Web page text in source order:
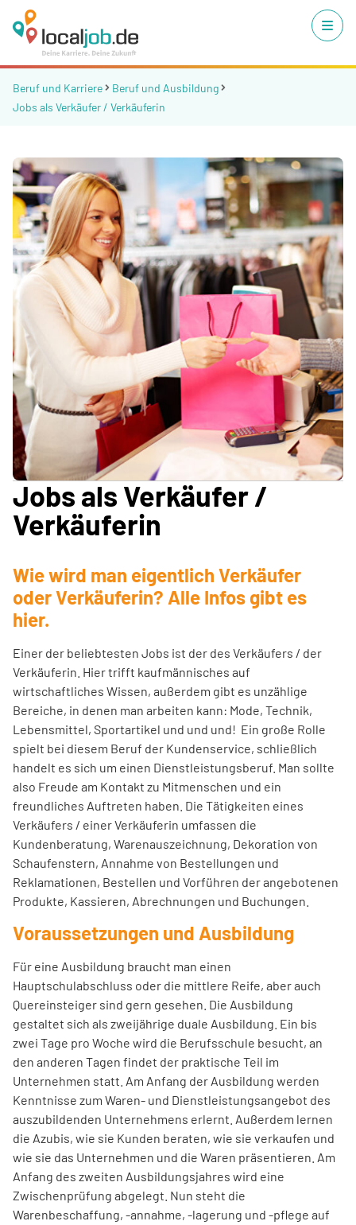
Beruf und Karriere
Beruf und Ausbildung
Jobs als Verkäufer / Verkäuferin
Jobs als Verkäufer /
Verkäuferin
Wie wird man eigentlich Verkäufer
oder Verkäuferin? Alle Infos gibt es
hier.
Einer der beliebtesten Jobs ist der des Verkäufers / der
Verkäuferin. Hier trifft kaufmännisches auf
wirtschaftliches Wissen, außerdem gibt es unzählige
Bereiche, in denen man arbeiten kann: Mode, Technik,
Lebensmittel, Sportartikel und und und! Ein große Rolle
spielt bei diesem Beruf der Kundenservice, schließlich
handelt es sich um einen Dienstleistungsberuf. Man sollte
also Freude am Kontakt zu Mitmenschen und ein
freundliches Auftreten haben. Die Tätigkeiten eines
Verkäufers / einer Verkäuferin umfassen die
Kundenberatung, Warenauszeichnung, Dekoration von
Schaufenstern, Annahme von Bestellungen und
Reklamationen, Bestellen und Vorführen der angebotenen
Produkte, Kassieren, Abrechnungen und Buchungen.
Voraussetzungen und Ausbildung
Für eine Ausbildung braucht man einen
Hauptschulabschluss oder die mittlere Reife, aber auch
Quereinsteiger sind gern gesehen. Die Ausbildung
gestaltet sich als zweijährige duale Ausbildung. Ein bis
zwei Tage pro Woche wird die Berufsschule besucht, an
den anderen Tagen findet der praktische Teil im
Unternehmen statt. Am Anfang der Ausbildung werden
Kenntnisse zum Waren- und Dienstleistungsangebot des
auszubildenden Unternehmens erlernt. Außerdem lernen
die Azubis, wie sie Kunden beraten, wie sie verkaufen und
wie sie das Unternehmen und die Waren präsentieren. Am
Anfang des zweiten Ausbildungsjahres wird eine
Zwischenprüfung abgelegt. Nun steht die
Warenbeschaffung, -annahme, -lagerung und -pflege auf